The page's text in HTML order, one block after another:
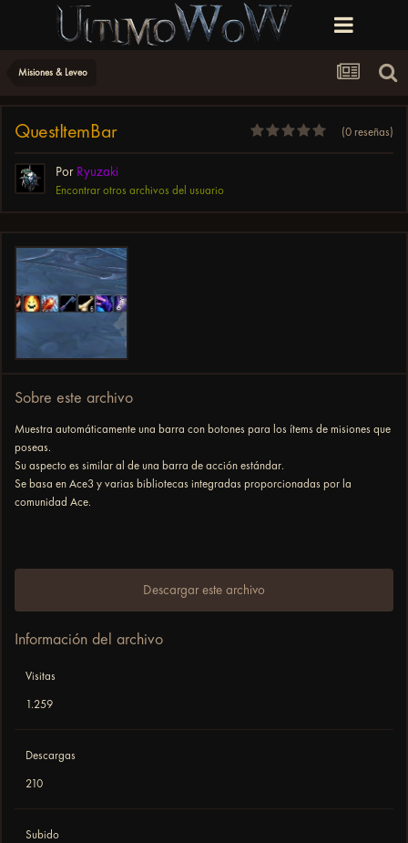
Misiones & Leveo
QuestItemBar (0 reseñas)
Por Ryuzaki
Encontrar otros archivos del usuario
Sobre este archivo
Muestra automáticamente una barra con botones para los ítems de misiones que
poseas.
Su aspecto es similar al de una barra de acción estándar.
Se basa en Ace3 y varias bibliotecas integradas proporcionadas por la
comunidad Ace.
Descargar este archivo
Información del archivo
Visitas
1.259
Descargas
210
Subido